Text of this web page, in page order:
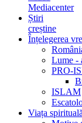
Mediacenter
Știri
creștine
Înțelegerea
Lume -
PRO-
ISLAM
Viața spirituală